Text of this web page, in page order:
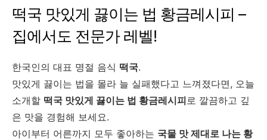
떡국 맛있게 끓이는 법 황금레시피 –
집에서도 전문가 레벨!
한국인의 대표 명절 음식 떡국.
맛있게 끓이는 법을 몰라 늘 실패했다고 느껴졌다면, 오늘
소개할 떡국 맛있게 끓이는 법 황금레시피 로 깔끔하고 깊
은 맛을 경험해 보세요.
아이부터 어른까지 모두 좋아하는 국물 맛 제대로 나는 황